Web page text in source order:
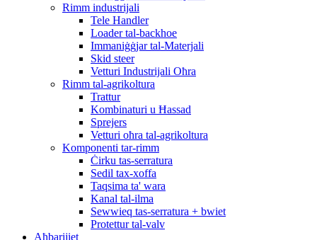
Rimm industrijali
Tele Handler
Loader tal-backhoe
Immaniġġjar tal-Materjali
Skid steer
Vetturi Industrijali Oħra
Rimm tal-agrikoltura
Trattur
Kombinaturi u Ħassad
Sprejers
Vetturi oħra tal-agrikoltura
Komponenti tar-rimm
Ċirku tas-serratura
Sedil tax-xoffa
Taqsima ta' wara
Kanal tal-ilma
Sewwieq tas-serratura + bwiet
Protettur tal-valv
Aħbarijiet